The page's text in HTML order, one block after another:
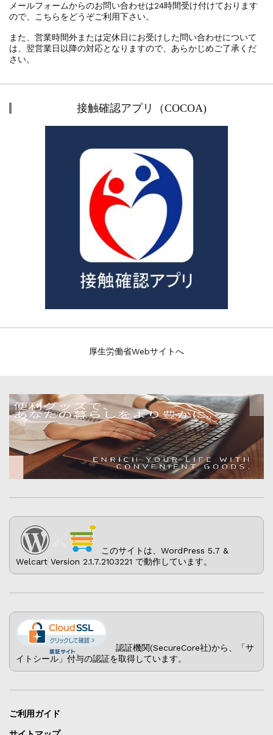
メールフォームからのお問い合わせは24時間受け付けております
ので、こちらをどうぞご利用下さい。
また、営業時間外または定休日にお受けした問い合わせについて
は、翌営業日以降の対応となりますので、あらかじめご了承くだ
さい。
接触確認アプリ（COCOA)
厚生労働省Webサイトへ
このサイトは、WordPress 5.7 &
Welcart Version 2.1.7.2103221 で動作しています。
認証機関(SecureCore社)から、「サ
イトシール」付与の認証を取得しています。
ご利用ガイド